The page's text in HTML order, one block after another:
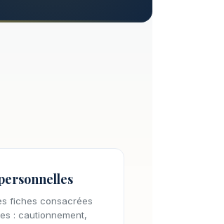
fiches consacrées
: cautionnement,